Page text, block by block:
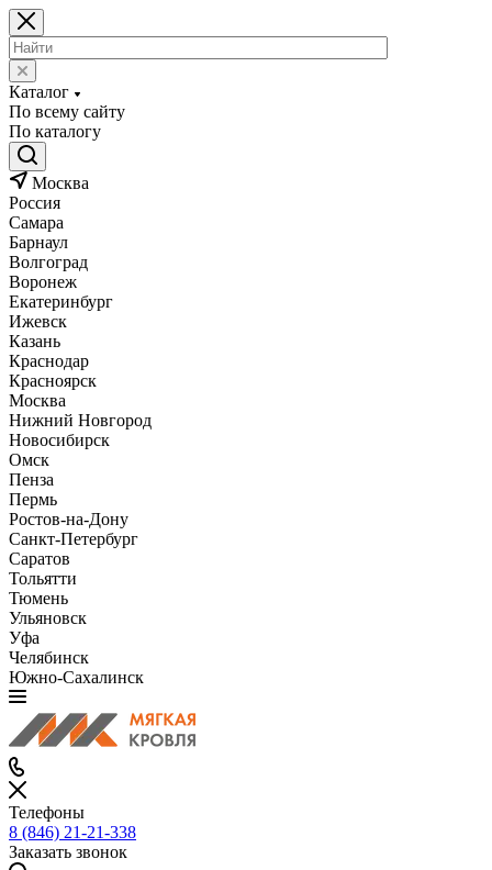
Каталог
По всему сайту
По каталогу
Москва
Россия
Самара
Барнаул
Волгоград
Воронеж
Екатеринбург
Ижевск
Казань
Краснодар
Красноярск
Москва
Нижний Новгород
Новосибирск
Омск
Пенза
Пермь
Ростов-на-Дону
Санкт-Петербург
Саратов
Тольятти
Тюмень
Ульяновск
Уфа
Челябинск
Южно-Сахалинск
Телефоны
8 (846) 21-21-338
Заказать звонок